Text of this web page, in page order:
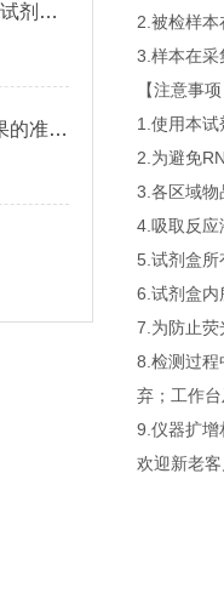
蛙病毒探针法荧光定量 PCR 试剂盒定量定性检测
PCR试剂盒如何确保检测结果的准确性和可靠性
2.被检样
3.样本在采
【注意事
1.使用本
2.为避免
3.各区域物
4.吸取反应
5.试剂盒所
6.试剂盒内
7.为防止荧
8.检测过程
弃；工作
9.仪器扩增
欢迎新老